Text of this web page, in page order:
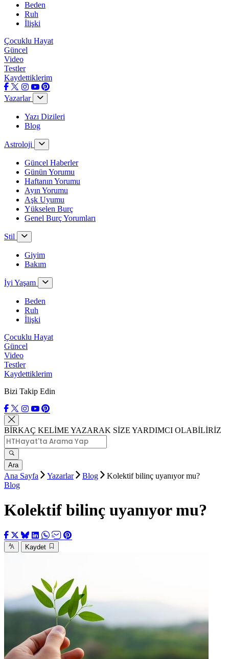
Beden
Ruh
İlişki
Çocuklu Hayat
Güncel
Video
Testler
Kaydettiklerim
Yazarlar
Yazı Dizileri
Blog
Astroloji
Güncel Haberler
Günün Yorumu
Haftanın Yorumu
Ayın Yorumu
Aşk Uyumu
Yükselen Burç
Genel Burç Yorumları
Stil
Giyim
Bakım
İyi Yaşam
Beden
Ruh
İlişki
Çocuklu Hayat
Güncel
Video
Testler
Kaydettiklerim
Bizi Takip Edin
BİRKAÇ KELİME YAZARAK SİZE YARDIMCI OLABİLİRİZ
Ara
Ana Sayfa Yazarlar Blog
Kolektif bilinç uyanıyor mu?
Blog
Kolektif bilinç uyanıyor mu?
Kaydet